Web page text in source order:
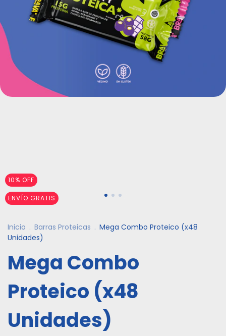
10% OFF
ENVÍO GRATIS
Inicio . Barras Proteicas . Mega Combo Proteico (x48
Unidades)
Mega Combo
Proteico (x48
Unidades)